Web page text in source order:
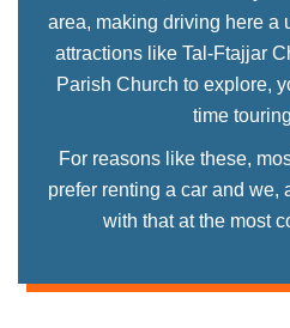
area, making driving here a
attractions like Tal-Ftajjar
Parish Church to explore,
time
For reasons like these,
prefer renting a car and we,
with that at the most